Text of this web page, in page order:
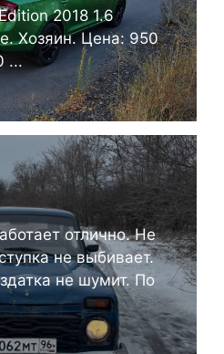
2018 1.6
Хозяин. Цена: 950
...
отлично. Не
не выбивает.
не шумит. По